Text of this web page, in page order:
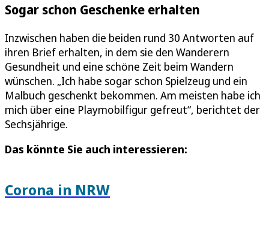
Sogar schon Geschenke erhalten
Inzwischen haben die beiden rund 30 Antworten auf
ihren Brief erhalten, in dem sie den Wanderern
Gesundheit und eine schöne Zeit beim Wandern
wünschen. „Ich habe sogar schon Spielzeug und ein
Malbuch geschenkt bekommen. Am meisten habe ich
mich über eine Playmobilfigur gefreut“, berichtet der
Sechsjährige.
Das könnte Sie auch interessieren:
Corona in NRW